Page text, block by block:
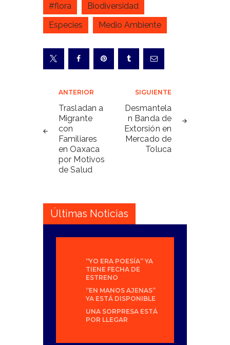
#flora
Biodiversidad
Especies
Medio Ambiente
Navegación
de
entradas
ANTERIOR
Trasladan a
Migrante
con
Familiares
en Oaxaca
por Motivos
de Salud
SIGUIENTE
Desmantela
n Banda de
Extorsión en
Mercado de
Toluca
Últimas Noticias
“YO ERA POESÍA” YA
TIENE FECHA DE
ESTRENO
“EN MANOS AJENAS”
YA ESTÁ DISPONIBLE
UNA SORPRESA ESTÁ
POR LLEGAR